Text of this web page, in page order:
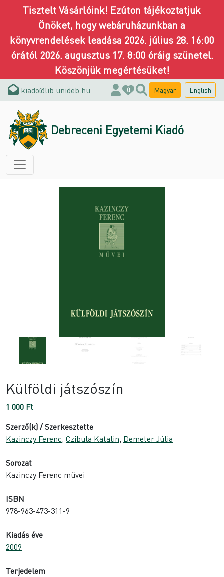
Tisztelt Vásárlóink! Ezúton tájékoztatjuk
Önöket, hogy webáruházunkban a
könyvrendelések leadása 2026. július 28. 16:00
órától 2026. augusztus 17. 8:00 óráig szünetel.
Köszönjük megértésüket!
kiado@lib.unideb.hu 0 Magyar English
Debreceni Egyetemi Kiadó
Külföldi játszószín
1 000 Ft
Szerző(k) / Szerkesztette
Kazinczy Ferenc, Czibula Katalin, Demeter Júlia
Sorozat
Kazinczy Ferenc művei
ISBN
978-963-473-311-9
Kiadás éve
2009
Terjedelem